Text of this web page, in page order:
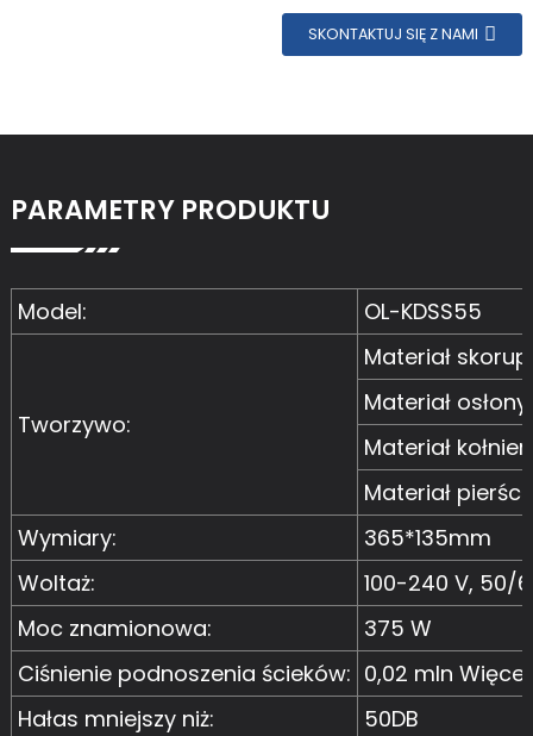
SKONTAKTUJ SIĘ Z NAMI
PARAMETRY PRODUKTU
Model: OL-KDSS55
Tworzywo:
Materiał
Materiał
Materiał
Materiał
Wymiary:
365*135mm
Woltaż:
100-240 V, 50/
Moc znamionowa:
375 W
Ciśnienie podnoszenia ścieków: 0,02 mln Więcej
Hałas mniejszy niż:
50DB